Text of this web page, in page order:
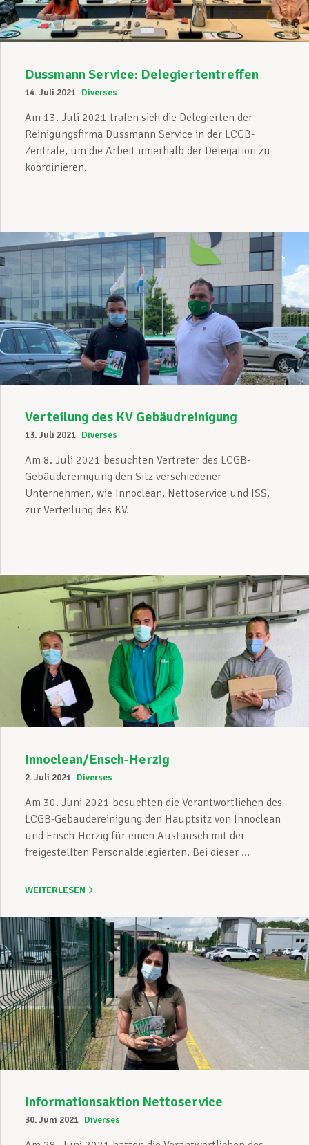
Dussmann Service: Delegiertentreffen
14. Juli 2021 Diverses
Am 13. Juli 2021 trafen sich die Delegierten der
Reinigungsfirma Dussmann Service in der LCGB-
Zentrale, um die Arbeit innerhalb der Delegation zu
koordinieren.
Verteilung des KV Gebäudreinigung
13. Juli 2021 Diverses
Am 8. Juli 2021 besuchten Vertreter des LCGB-
Gebäudereinigung den Sitz verschiedener
Unternehmen, wie Innoclean, Nettoservice und ISS,
zur Verteilung des KV.
Innoclean/Ensch-Herzig
2. Juli 2021 Diverses
Am 30. Juni 2021 besuchten die Verantwortlichen des
LCGB-Gebäudereinigung den Hauptsitz von Innoclean
und Ensch-Herzig für einen Austausch mit der
freigestellten Personaldelegierten. Bei dieser ...
WEITERLESEN
Informationsaktion Nettoservice
30. Juni 2021 Diverses